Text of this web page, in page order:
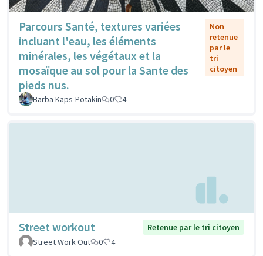
Parcours Santé, textures variées
incluant l'eau, les éléments
minérales, les végétaux et la
mosaïque au sol pour la Sante des
pieds nus.
Non
retenue
par le
tri
citoyen
Barba Kaps-Potakin 0 4
Street workout
Retenue par le tri citoyen
Street Work Out
0 4